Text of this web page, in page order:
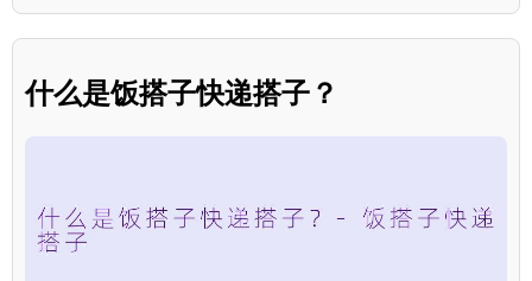
什么是饭搭子快递搭子？